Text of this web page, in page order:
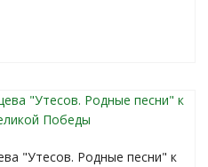
"Утесов. Родные песни" к